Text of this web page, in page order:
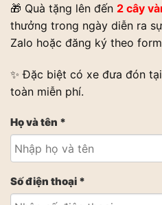
🎁 Quà tặng lên đến 2 cây
thưởng trong ngày diễn ra
Zalo hoặc đăng ký theo
✨ Đặc biệt có xe đưa đón
toàn miễn phí.
Họ và tên *
Số điện thoại *